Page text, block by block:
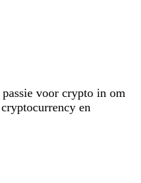
voor crypto in om
en